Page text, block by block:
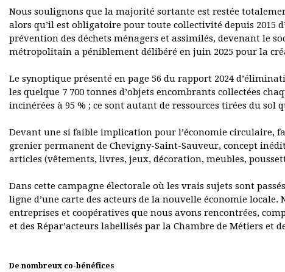
Nous soulignons que la majorité sortante est restée
alors qu’il est obligatoire pour toute collectivité depuis 2015
prévention des déchets ménagers et assimilés, devenant le
métropolitain a péniblement délibéré en juin 2025 pour la
Le synoptique présenté en page 56 du rapport 2024
les quelque 7 700 tonnes d’objets encombrants collectées
incinérées à 95 % ; ce sont autant de ressources tirées du sol
Devant une si faible implication pour l’économie circulaire,
grenier permanent de Chevigny-Saint-Sauveur, concept
articles (vêtements, livres, jeux, décoration, meubles,
Dans cette campagne électorale où les vrais sujets sont
ligne d’une carte des acteurs de la nouvelle économie locale.
entreprises et coopératives que nous avons rencontrées,
et des Répar’acteurs labellisés par la Chambre de Métiers et
De nombreux co-bénéfices